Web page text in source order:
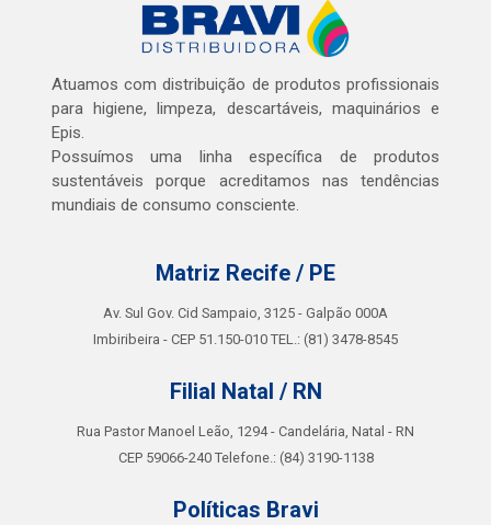
Atuamos com distribuição de produtos profissionais
para higiene, limpeza, descartáveis, maquinários e
Epis.
Possuímos uma linha específica de produtos
sustentáveis porque acreditamos nas tendências
mundiais de consumo consciente.
Matriz Recife / PE
Av. Sul Gov. Cid Sampaio, 3125 - Galpão 000A
Imbiribeira - CEP 51.150-010 TEL.: (81) 3478-8545
Filial Natal / RN
Rua Pastor Manoel Leão, 1294 - Candelária, Natal - RN
CEP 59066-240 Telefone.: (84) 3190-1138
Políticas Bravi